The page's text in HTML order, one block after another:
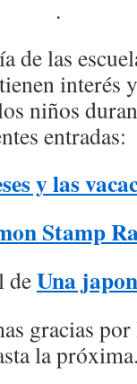
.
las
interés
niños
entradas:
y las
Stamp
deUna
gracias por
la